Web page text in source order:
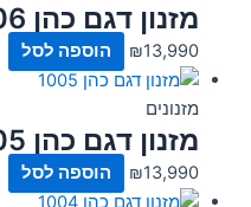
מזנון דגם כהן 1006
₪13,990 הוספה לסל
מזנונים
מזנון דגם כהן 1005
₪13,990 הוספה לסל